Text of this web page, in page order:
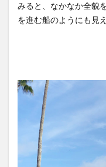
みると、なかなか全貌
を進む船のようにも見え